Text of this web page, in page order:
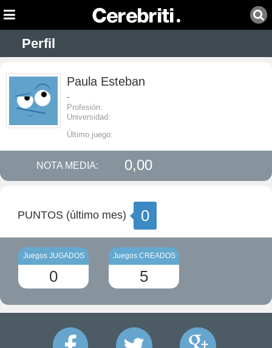
Perfil
Paula Esteban
-
Profesión:
Universidad:
Último juego:
NOTA MEDIA: 0,00
PUNTOS (último mes) 0
Juegos JUGADOS
0
Juegos CREADOS
5